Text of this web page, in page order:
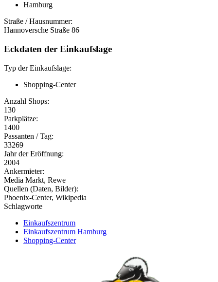
Hamburg
Straße / Hausnummer:
Hannoversche Straße 86
Eckdaten der Einkaufslage
Typ der Einkaufslage:
Shopping-Center
Anzahl Shops:
130
Parkplätze:
1400
Passanten / Tag:
33269
Jahr der Eröffnung:
2004
Ankermieter:
Media Markt, Rewe
Quellen (Daten, Bilder):
Phoenix-Center, Wikipedia
Schlagworte
Einkaufszentrum
Einkaufszentrum Hamburg
Shopping-Center